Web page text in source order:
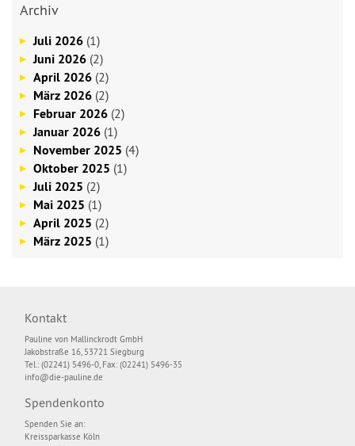
Archiv
Juli 2026 (1)
Juni 2026 (2)
April 2026 (2)
März 2026 (2)
Februar 2026 (2)
Januar 2026 (1)
November 2025 (4)
Oktober 2025 (1)
Juli 2025 (2)
Mai 2025 (1)
April 2025 (2)
März 2025 (1)
Kontakt
Pauline von Mallinckrodt GmbH
Jakobstraße 16, 53721 Siegburg
Tel.: (02241) 5496-0, Fax: (02241) 5496-35
info@die-pauline.de
Spendenkonto
Spenden Sie an:
Kreissparkasse Köln